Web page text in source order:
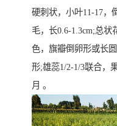
硬刺状，小叶11-17，
毛，长0.6-1.3cm;总
色，旗瓣倒卵形或长
形;雄蕊1/2-1/3联合，
月 。